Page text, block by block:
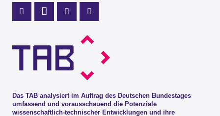
Das TAB analysiert im Auftrag des Deutschen Bundestages
umfassend und vorausschauend die Potenziale
wissenschaftlich-technischer Entwicklungen und ihre
Profil Mastodon
LinkedIn Profil
Instagram Profil
Youtube Profil